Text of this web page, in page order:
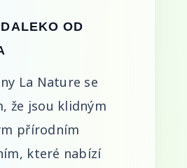
OD
La Nature se
že jsou klidným
přírodním
které nabízí